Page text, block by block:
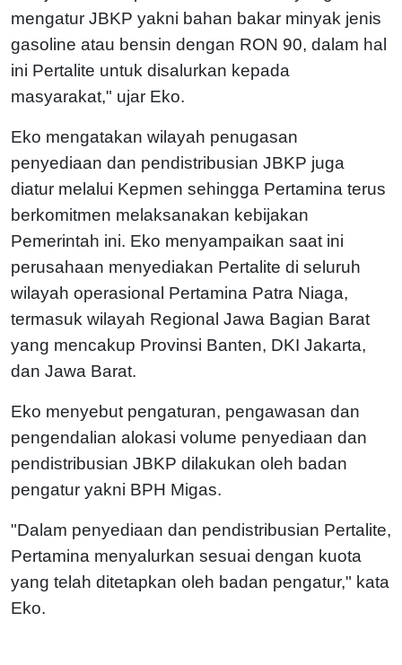
mengatur JBKP yakni bahan bakar minyak jenis
gasoline atau bensin dengan RON 90, dalam hal
ini Pertalite untuk disalurkan kepada
masyarakat," ujar Eko.
Eko mengatakan wilayah penugasan
penyediaan dan pendistribusian JBKP juga
diatur melalui Kepmen sehingga Pertamina terus
berkomitmen melaksanakan kebijakan
Pemerintah ini. Eko menyampaikan saat ini
perusahaan menyediakan Pertalite di seluruh
wilayah operasional Pertamina Patra Niaga,
termasuk wilayah Regional Jawa Bagian Barat
yang mencakup Provinsi Banten, DKI Jakarta,
dan Jawa Barat.
Eko menyebut pengaturan, pengawasan dan
pengendalian alokasi volume penyediaan dan
pendistribusian JBKP dilakukan oleh badan
pengatur yakni BPH Migas.
"Dalam penyediaan dan pendistribusian Pertalite,
Pertamina menyalurkan sesuai dengan kuota
yang telah ditetapkan oleh badan pengatur," kata
Eko.